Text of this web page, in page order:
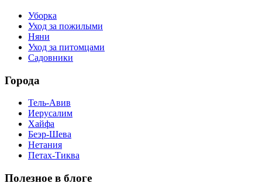
Уборка
Уход за пожилыми
Няни
Уход за питомцами
Садовники
Города
Тель-Авив
Иерусалим
Хайфа
Беэр-Шева
Нетания
Петах-Тиква
Полезное в блоге